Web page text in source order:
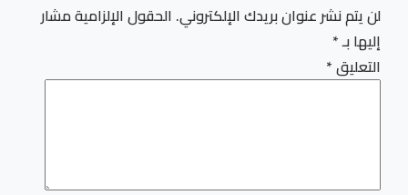
لن يتم نشر عنوان بريدك الإلكتروني. الحقول الإلزامية مشار
إليها بـ*
التعليق*